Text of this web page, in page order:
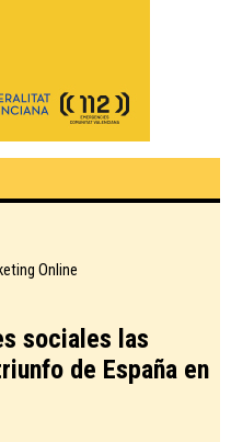
Online
sociales las
de España en